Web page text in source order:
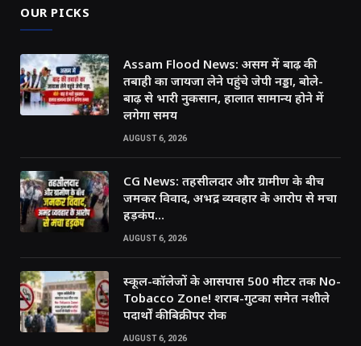
OUR PICKS
Assam Flood News: असम में बाढ़ की
तबाही का जायजा लेने पहुंचे जेपी नड्डा, बोले-
बाढ़ से भारी नुकसान, हालात सामान्य होने में
लगेगा समय
AUGUST 6, 2026
CG News: तहसीलदार और ग्रामीण के बीच
जमकर विवाद, अभद्र व्यवहार के आरोप से मचा
हड़कंप…
AUGUST 6, 2026
स्कूल-कॉलेजों के आसपास 500 मीटर तक No-
Tobacco Zone! शराब-गुटका समेत नशीले
पदार्थों की बिक्री पर रोक
AUGUST 6, 2026